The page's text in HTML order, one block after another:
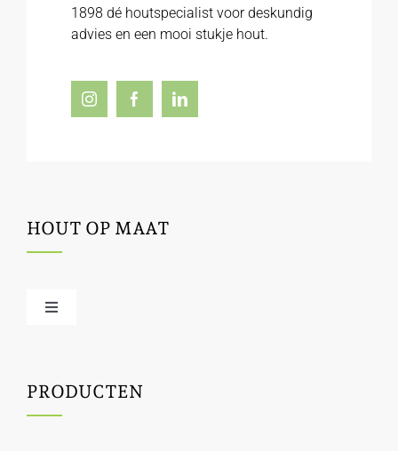
1898 dé houtspecialist voor deskundig
advies en een mooi stukje hout.
HOUT OP MAAT
Toggle
Houtbewerking
PRODUCTEN